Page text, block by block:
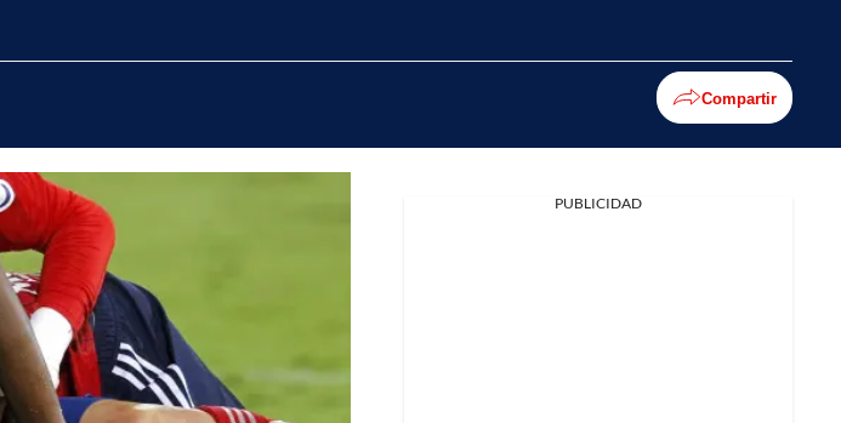
Compartir
PUBLICIDAD